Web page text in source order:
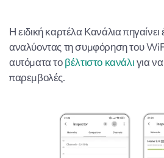
Η ειδική καρτέλα Κανάλια
αναλύοντας τη συμφόρηση του
αυτόματα τοβέλτιστο κανάλιγια
παρεμβολές.